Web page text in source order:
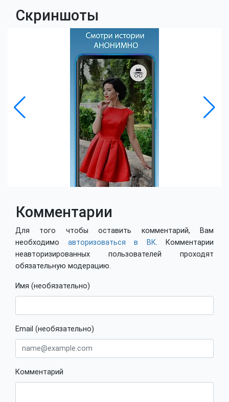
Скриншоты
Комментарии
Для того чтобы оставить комментарий, Вам
необходимо авторизоваться в ВК. Комментарии
неавторизированных пользователей проходят
обязательную модерацию.
Имя (необязательно)
Email (необязательно)
Комментарий